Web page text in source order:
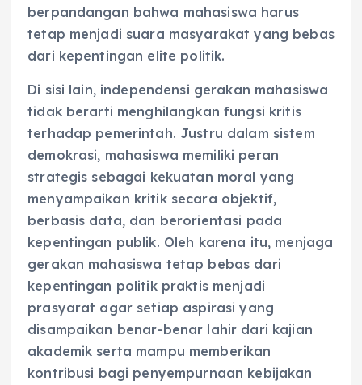
berpandangan bahwa mahasiswa harus
tetap menjadi suara masyarakat yang bebas
dari kepentingan elite politik.
Di sisi lain, independensi gerakan mahasiswa
tidak berarti menghilangkan fungsi kritis
terhadap pemerintah. Justru dalam sistem
demokrasi, mahasiswa memiliki peran
strategis sebagai kekuatan moral yang
menyampaikan kritik secara objektif,
berbasis data, dan berorientasi pada
kepentingan publik. Oleh karena itu, menjaga
gerakan mahasiswa tetap bebas dari
kepentingan politik praktis menjadi
prasyarat agar setiap aspirasi yang
disampaikan benar-benar lahir dari kajian
akademik serta mampu memberikan
kontribusi bagi penyempurnaan kebijakan